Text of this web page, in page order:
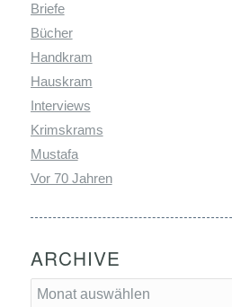
Briefe
Bücher
Handkram
Hauskram
Interviews
Krimskrams
Mustafa
Vor 70 Jahren
ARCHIVE